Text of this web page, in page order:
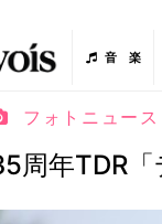
音 楽
フォトニュース
周年TDR「